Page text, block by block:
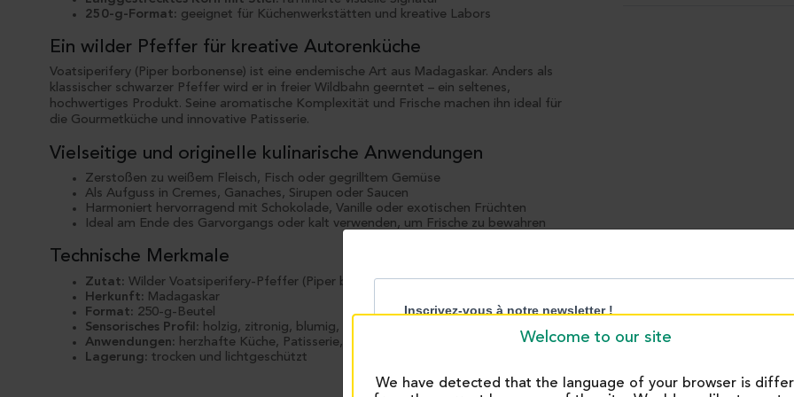
250-g-Format: geeignet für Küchenwerkstätten und kreative Labors
Ein wilder Pfeffer für kreative Autorenküche
Voatsiperifery (Piper borbonense) ist eine endemische Art aus Madagaskar. Anders als
klassischer schwarzer Pfeffer wird er in freier Wildbahn geerntet – ein seltenes,
hochwertiges Produkt. Seine aromatische Komplexität und Frische machen ihn ideal für
die Gourmetküche und innovative Patisserie.
Vielseitige und originelle kulinarische Anwendungen
Zerstoßen zu weißem Fleisch, Fisch oder gegrilltem Gemüse
Als Aufguss in Cremes, Ganaches, Sirupen oder Saucen
Harmoniert hervorragend mit Schokolade, Vanille oder exotischen Früchten
Ideal am Ende des Garvorgangs oder kalt verwenden, um Frische zu bewahren
Technische Merkmale
Zutat: Wilder Voatsiperifery-Pfeffer (Piper borbonense)
Herkunft: Madagaskar
Format: 250-g-Beutel
Sensorisches Profil: holzig, zitronig, blumig, leicht pfeffrig
Anwendungen: herzhafte Küche, Patisserie, Aufgüsse
Lagerung: trocken und lichtgeschützt
Welcome to our site
We have detected that the language of your browser is